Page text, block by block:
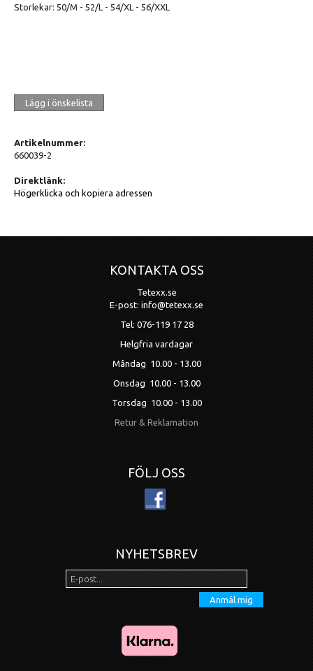
Storlekar: 50/M - 52/L - 54/XL - 56/XXL
Lägg i önskelista
Artikelnummer:
660039-2
Direktlänk:
Högerklicka och kopiera adressen
KONTAKTA OSS
Tetexx.se
E-post: info@tetexx.se
Tel: 076-119 17 28
Helgfria vardagar
Måndag 10.00 - 13.00
Onsdag 10.00 - 13.00
Torsdag 10.00 - 13.00
Retur & Reklamation
FÖLJ OSS
NYHETSBREV
Anmäl mig